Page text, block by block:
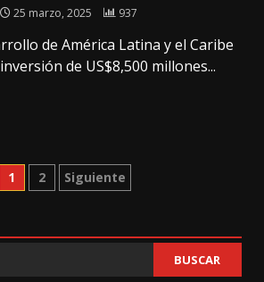
25 marzo, 2025 937
de América Latina y el Caribe
de US$8,500 millones...
Paginación
1 2 Siguiente
BUSCAR